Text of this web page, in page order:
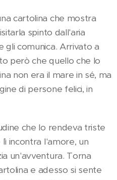
cartolina che mostra
spinto dall'aria
gli comunica. Arrivato a
però che quello che lo
non era il mare in sé, ma
di persone felici, in
che lo rendeva triste
incontra l'amore, un
un'avventura. Torna
e adesso si sente